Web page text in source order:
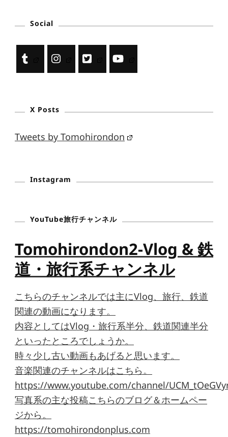
Social
X Posts
Tweets by Tomohirondon
Instagram
YouTube旅行チャンネル
Tomohirondon2-Vlog & 鉄
道・旅行系チャンネル
こちらのチャンネルでは主にVlog、旅行、鉄道
関連の動画になります。
内容としてはVlog・旅行系半分、鉄道関連半分
といったところでしょうか。
時々少し古い動画もあげると思います。
音楽関連のチャンネルはこちら。
https://www.youtube.com/channel/
写真系の主な投稿こちらのブログ＆ホームペー
ジから。
https://tomohirondonplus.com